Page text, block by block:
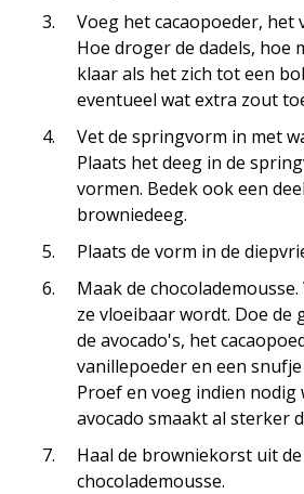
Voeg het cacaopoeder,
Hoe droger de dadels, hoe
klaar als het zich tot een
eventueel wat extra zout
Vet de springvorm in met
Plaats het deeg in de
vormen. Bedek ook een
browniedeeg.
Plaats de vorm in de
Maak de
ze vloeibaar wordt. Doe de
de avocado's, het
vanillepoeder en een
Proef en voeg indien nodig
avocado smaakt al sterker
Haal de browniekorst uit
chocolademousse.